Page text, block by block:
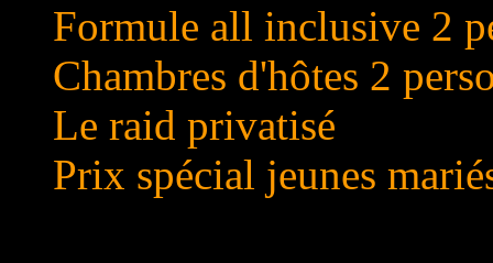
Formule all inclusive 2
Chambres d'hôtes 2
Le raid privatisé
Prix spécial jeunes